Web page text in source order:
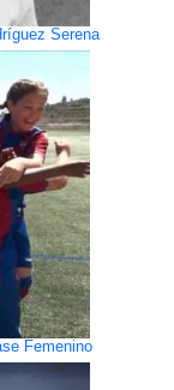
Serena
Femenino